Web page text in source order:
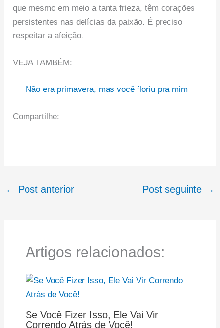
que mesmo em meio a tanta frieza, têm corações
persistentes nas delícias da paixão. É preciso
respeitar a afeição.
VEJA TAMBÉM:
Não era primavera, mas você floriu pra mim
Compartilhe:
← Post anterior Post seguinte →
Artigos relacionados:
Se Você Fizer Isso, Ele Vai Vir
Correndo Atrás de Você!